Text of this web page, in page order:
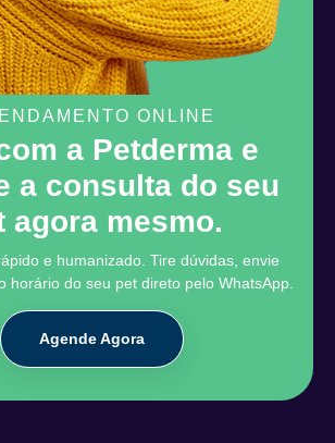
ONLINE
a Petderma e
a consulta do seu
agora mesmo.
e humanizado. Tire dúvidas, envie
horário do seu pet direto pelo WhatsApp.
Agende Agora